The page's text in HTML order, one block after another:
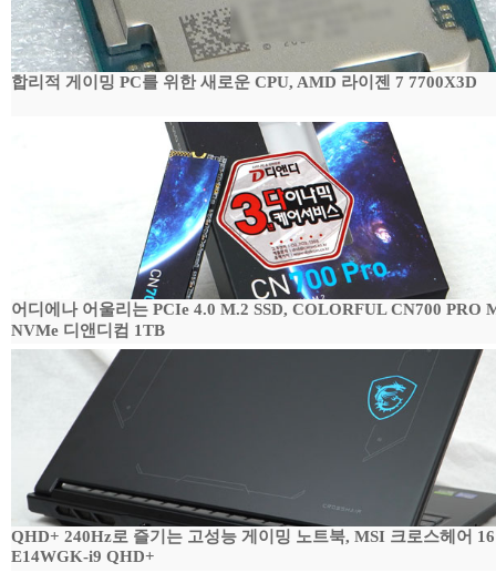
합리적 게이밍 PC를 위한 새로운 CPU, AMD 라이젠 7 7700X3D
어디에나 어울리는 PCIe 4.0 M.2 SSD, COLORFUL CN700 PRO
NVMe 디앤디컴 1TB
QHD+ 240Hz로 즐기는 고성능 게이밍 노트북, MSI 크로스헤어
E14WGK-i9 QHD+